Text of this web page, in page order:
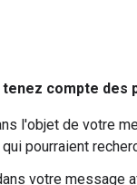
tenez compte des
l'objet de votre
pourraient
votre message